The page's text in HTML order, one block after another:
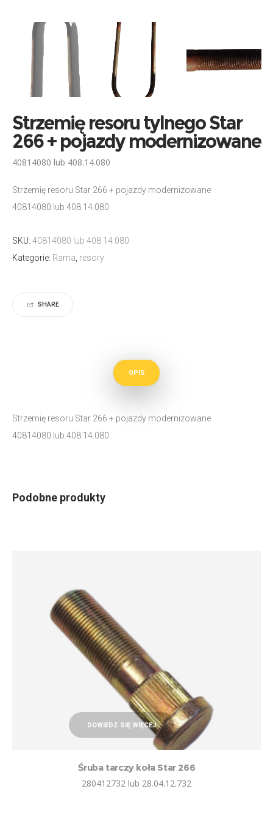
Strzemię resoru tylnego Star
266 + pojazdy modernizowane
40814080 lub 408.14.080
Strzemię resoru Star 266 + pojazdy modernizowane
40814080 lub 408.14.080
SKU: 40814080 lub 408.14.080
Kategorie: Rama resory
SHARE
OPIS
Strzemię resoru Star 266 + pojazdy modernizowane
40814080 lub 408.14.080
Podobne produkty
DOWIEDZ SIĘ WIĘCEJ
Śruba tarczy koła Star 266
280412732 lub 28.04.12.732